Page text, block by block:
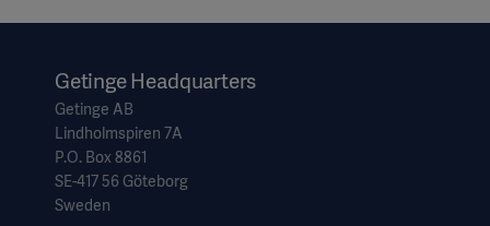
Getinge Headquarters
Getinge AB
Lindholmspiren 7A
P.O. Box 8861
SE-417 56 Göteborg
Sweden